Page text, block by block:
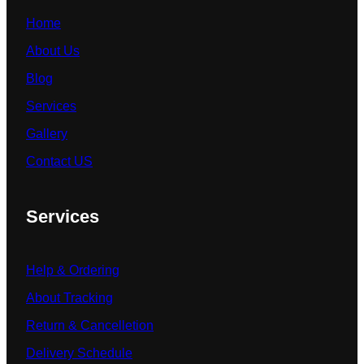
Home
About Us
Blog
Services
Gallery
Contact US
Services
Help & Ordering
About Tracking
Return & Cancelletion
Delivery Schedule